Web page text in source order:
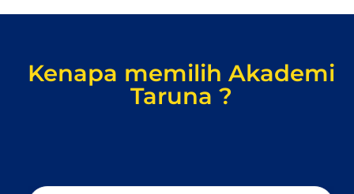
Kenapa memilih Akademi
Taruna ?